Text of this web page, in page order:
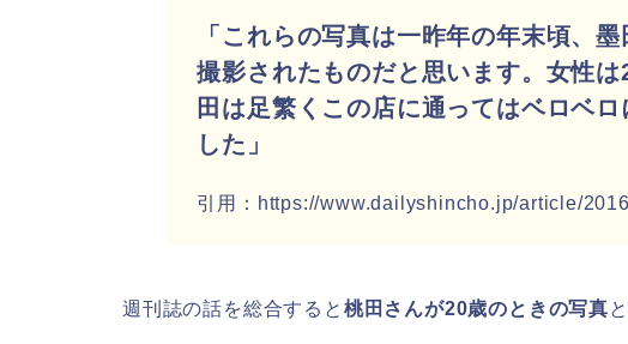
「これらの写真は一昨年の年末頃、
撮影されたものだと思います。女性
田は足繁くこの店に通ってはベロベ
した」
引用：https://www.dailyshincho.jp/article/
週刊誌の話を総合すると 桃田さんが20歳のときの写真